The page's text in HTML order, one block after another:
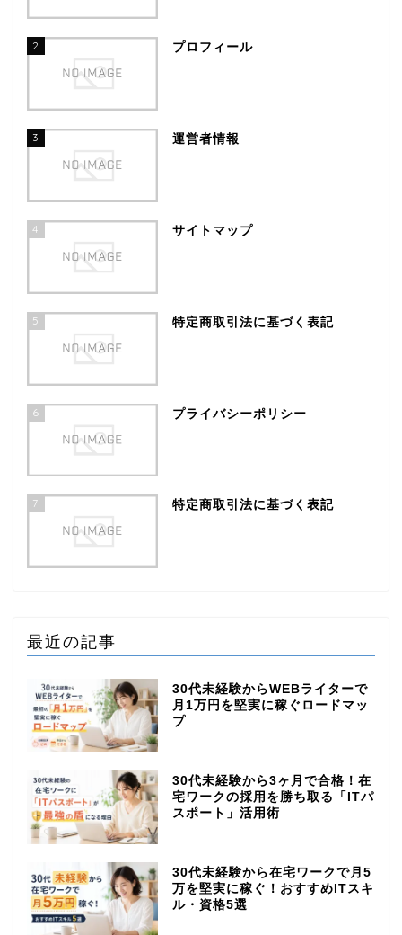
2 プロフィール
3 運営者情報
4 サイトマップ
5 特定商取引法に基づく表記
6 プライバシーポリシー
7 特定商取引法に基づく表記
最近の記事
30代未経験からWEBライターで
月1万円を堅実に稼ぐロードマッ
プ
30代未経験から3ヶ月で合格！在
宅ワークの採用を勝ち取る「ITパ
スポート」活用術
30代未経験から在宅ワークで月5
万を堅実に稼ぐ！おすすめITスキ
ル・資格5選